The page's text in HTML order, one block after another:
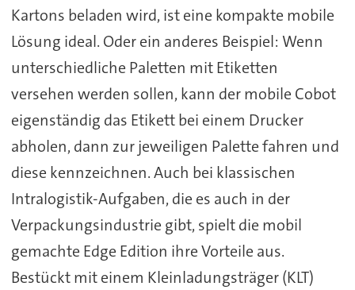
Kartons beladen wird, ist eine kompakte mobile
Lösung ideal. Oder ein anderes Beispiel: Wenn
unterschiedliche Paletten mit Etiketten
versehen werden sollen, kann der mobile Cobot
eigenständig das Etikett bei einem Drucker
abholen, dann zur jeweiligen Palette fahren und
diese kennzeichnen. Auch bei klassischen
Intralogistik-Aufgaben, die es auch in der
Verpackungsindustrie gibt, spielt die mobil
gemachte Edge Edition ihre Vorteile aus.
Bestückt mit einem Kleinladungsträger (KLT)